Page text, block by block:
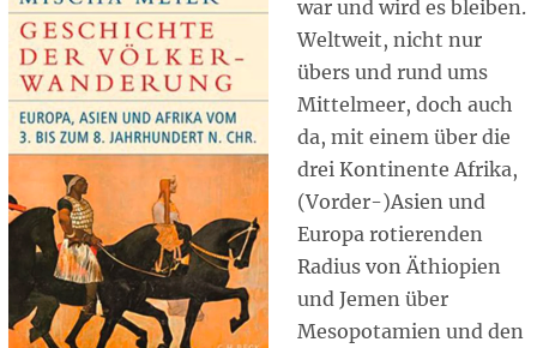
war und wird es bleiben.
Weltweit, nicht nur
übers und rund ums
Mittelmeer, doch auch
da, mit einem über die
drei Kontinente Afrika,
(Vorder-)Asien und
Europa rotierenden
Radius von Äthiopien
und Jemen über
Mesopotamien und den